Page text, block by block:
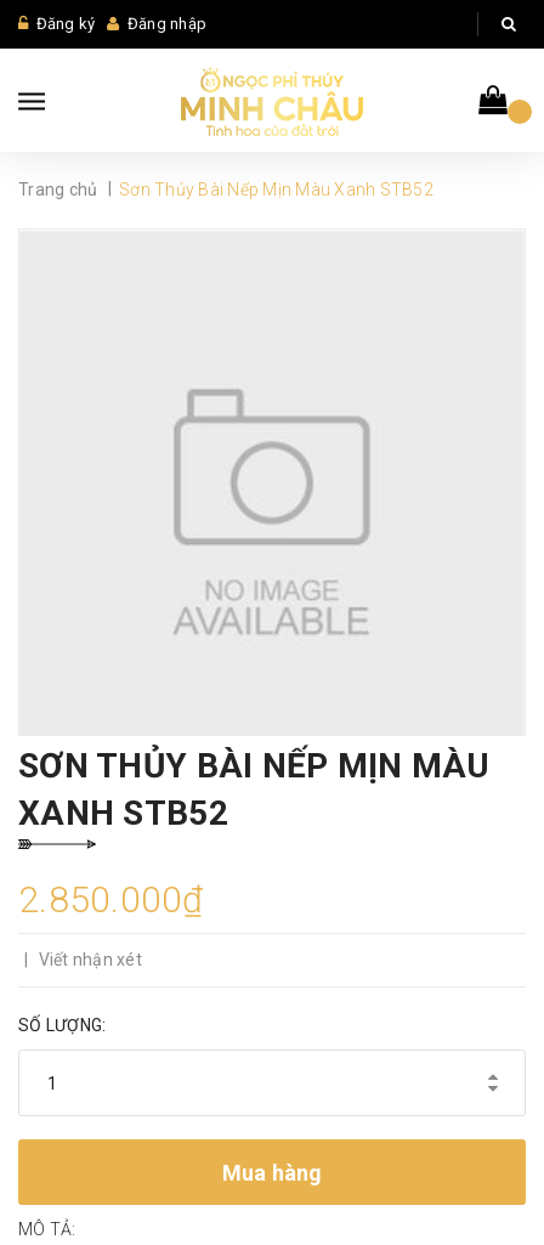
Đăng ký Đăng nhập
Trang chủ Sơn Thủy Bài Nếp Mịn Màu Xanh STB52
SƠN THỦY BÀI NẾP MỊN MÀU
XANH STB52
2.850.000₫
Viết nhận xét
SỐ LƯỢNG:
Mua hàng
MÔ TẢ: